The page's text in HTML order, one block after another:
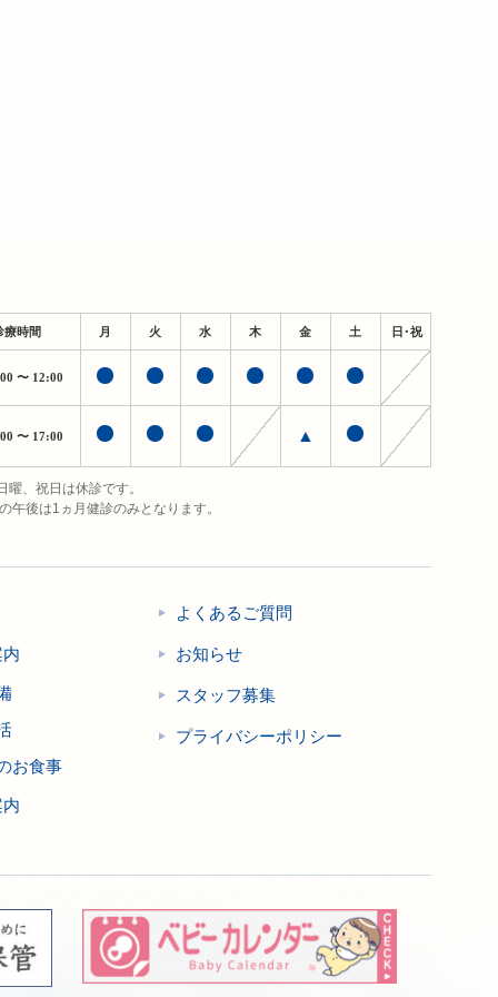
療時間 月 火 水 木 金 土 日・祝
〜 12:00
〜 17:00 ▲
曜、祝日は休診です。
午後は1ヵ月健診のみとなります。
お食事
よくあるご質問
お知らせ
スタッフ募集
プライバシーポリシー